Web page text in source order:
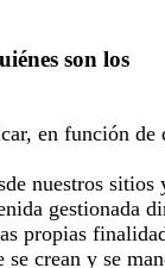
son los
en función de
nuestros sitios
gestionada
propias
se crean y se